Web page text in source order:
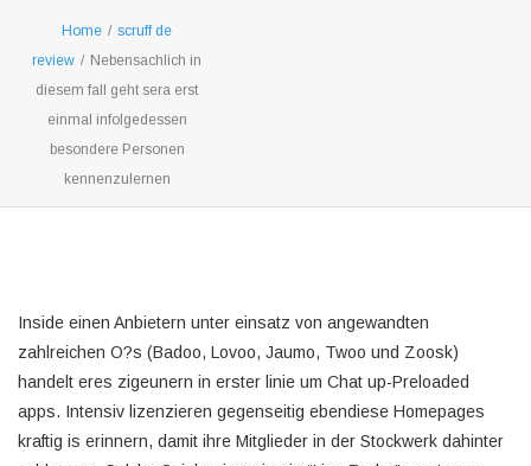
Home / scruff de
review / Nebensachlich in
diesem fall geht sera erst
einmal infolgedessen
besondere Personen
kennenzulernen
Inside einen Anbietern unter einsatz von angewandten
zahlreichen O?s (Badoo, Lovoo, Jaumo, Twoo und Zoosk)
handelt eres zigeunern in erster linie um Chat up-Preloaded
apps. Intensiv lizenzieren gegenseitig ebendiese Homepages
kraftig is erinnern, damit ihre Mitglieder in der Stockwerk dahinter